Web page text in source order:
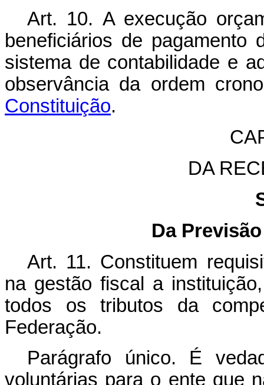
Art. 10. A execução
beneficiários de pagamento
sistema de contabilidade e
observância da ordem
Constituição.
DA
Da
Art. 11. Constituem
na gestão fiscal a
todos os tributos da
Federação.
Parágrafo único. É
voluntárias para o ente que